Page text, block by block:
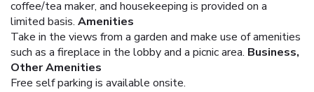
coffee/tea maker, and housekeeping is provided on a
limited basis. Amenities
Take in the views from a garden and make use of amenities
such as a fireplace in the lobby and a picnic area. Business,
Other Amenities
Free self parking is available onsite.